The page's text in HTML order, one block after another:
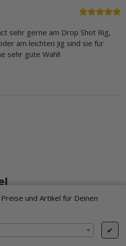
und Artikel für Deinen
✔
sehr gerne am Drop Shot Rig,
am leichten Jig sind sie für
sehr gute Wahl!